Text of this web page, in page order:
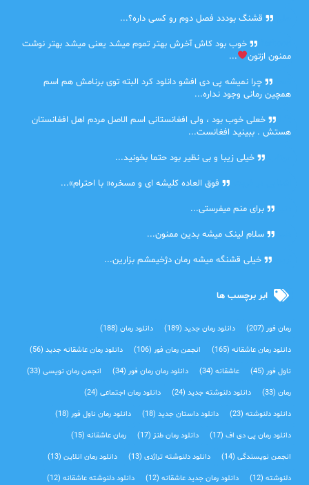
قشنگ بوددد فصل دوم رو کسی داره؟...
خوب بود کاش آخرش بهتر تموم میشد یعنی میشد بهتر نوشت
ممنون ازتون
...
چرا نمیشه پی دی افشو دانلود کرد البته توی برنامش هم اسم
همچین رمانی وجود نداره...
خعلی خوب بود ، ولی افغانستانی اسم الاصل مردم اهل افغانستان
هستش . ببینید افغانست...
خیلی زیبا و بی نظیر بود حتما بخونید...
فوق العاده کلیشه ای و مسخره« با احترام»...
برای منم میفرستی...
سلام لینک میشه بدین ممنون...
خیلی قشنگه میشه رمان دژخیمشم بزارین...
ابر برچسب ها
رمان فور(207) دانلود رمان جدید(189) دانلود رمان(188)
دانلود رمان عاشقانه(165) انجمن رمان فور(106) دانلود رمان عاشقانه جدید(56)
ناول فور(45) عاشقانه(34) دانلود رمان رمان فور(34) انجمن رمان نویسی(33)
رمان(33) دانلود دلنوشته جدید(24) دانلود رمان اجتماعی‌(24)
دانلود دلنوشته(23) دانلود داستان جدید(18) دانلود رمان ناول فور(18)
دانلود رمان پی دی اف(17) دانلود رمان طنز(17) رمان عاشقانه(15)
انجمن نویسندگی(14) دانلود دلنوشته تراژدی‌(13) دانلود رمان انلاین(13)
دلنوشته(12) دانلود رمان جدید عاشقانه(12) دانلود دلنوشته عاشقانه(12)